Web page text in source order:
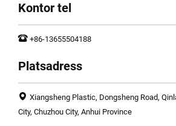
Kontor tel
+86-13655504188
Platsadress
Xiangsheng Plastic, Dongsheng Road,
City, Chuzhou City, Anhui Province